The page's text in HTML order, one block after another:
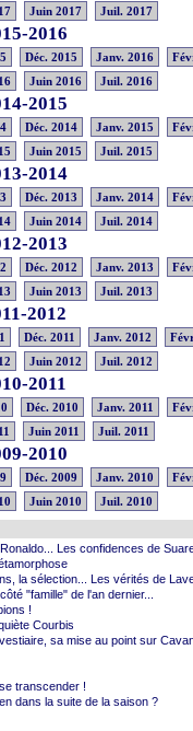
Juin 2017 Juil. 2017
2016
Déc. 2015 Janv. 2016
Juin 2016 Juil. 2016
2015
Déc. 2014 Janv. 2015
Juin 2015 Juil. 2015
2014
Déc. 2013 Janv. 2014
Juin 2014 Juil. 2014
2013
Déc. 2012 Janv. 2013
Juin 2013 Juil. 2013
2012
Déc. 2011 Janv. 2012
Juin 2012 Juil. 2012
2011
Déc. 2010 Janv. 2011
Juin 2011 Juil. 2011
2010
Déc. 2009 Janv. 2010
Juin 2010 Juil. 2010
Les confidences de
la sélection... Les vérités de
"famille" de l'an dernier...
!
Courbis
sa mise au point sur
transcender !
dans la suite de la saison ?